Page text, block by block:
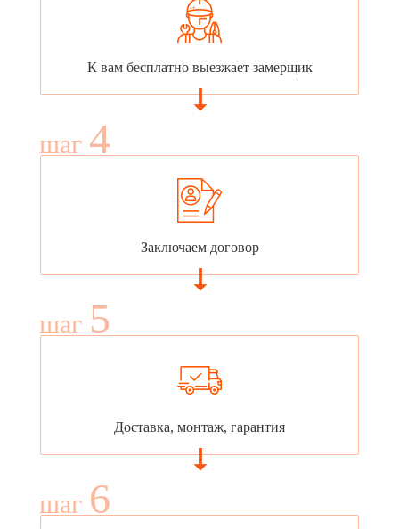
К вам бесплатно выезжает замерщик
шаг 4
Заключаем договор
шаг 5
Доставка, монтаж, гарантия
шаг 6